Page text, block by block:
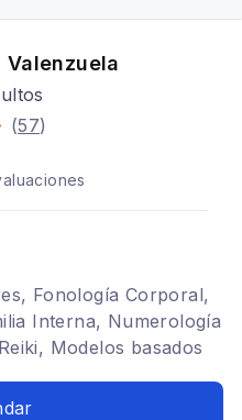
Valenzuela
(57)
Fonología Corporal,
Interna, Numerología
Modelos basados
Terapia a Martillo y